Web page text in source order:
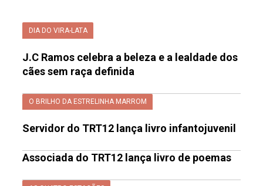
DIA DO VIRA-LATA
J.C Ramos celebra a beleza e a lealdade dos
cães sem raça definida
O BRILHO DA ESTRELINHA MARROM
Servidor do TRT12 lança livro infantojuvenil
Associada do TRT12 lança livro de poemas